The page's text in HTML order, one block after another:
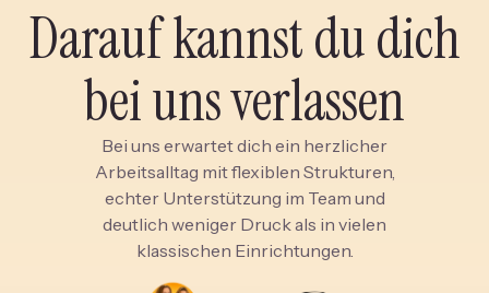
Darauf kannst du dich
bei uns verlassen
Bei uns erwartet dich ein herzlicher
Arbeitsalltag mit flexiblen Strukturen,
echter Unterstützung im Team und
deutlich weniger Druck als in vielen
klassischen Einrichtungen.